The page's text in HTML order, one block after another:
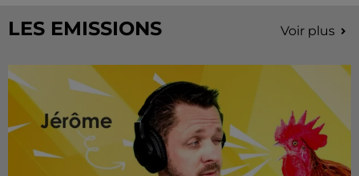
LES EMISSIONS Voir plus